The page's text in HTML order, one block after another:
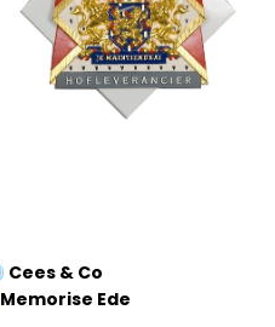
Cees & Co
Memorise Ede